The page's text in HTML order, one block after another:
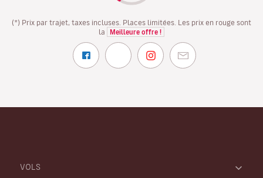
(*) Prix par trajet, taxes incluses. Places limitées. Les prix en rouge sont
la
Meilleure offre !
VOLS